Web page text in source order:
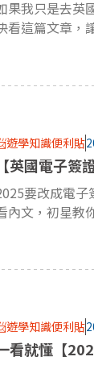
果我只是去英
看這篇文章，
遊學知識便利貼
【英國電子
要改成電子
內文，初星教
遊學知識便利貼
看就懂【